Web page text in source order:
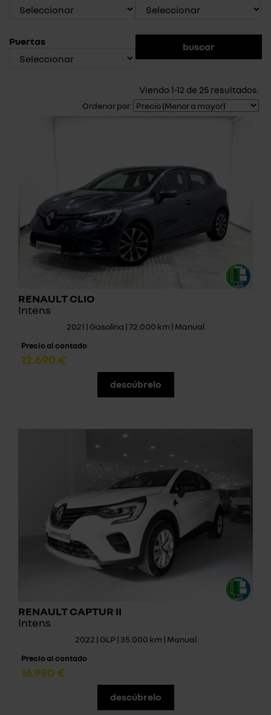
Puertas
Viendo 1-12 de 25 resultados.
Ordenar por:
RENAULT CLIO
Intens
2021 | Gasolina | 72.000 km | Manual
Precio al contado
12.690 €
descúbrelo
RENAULT CAPTUR II
Intens
2022 | GLP | 35.000 km | Manual
Precio al contado
16.990 €
descúbrelo